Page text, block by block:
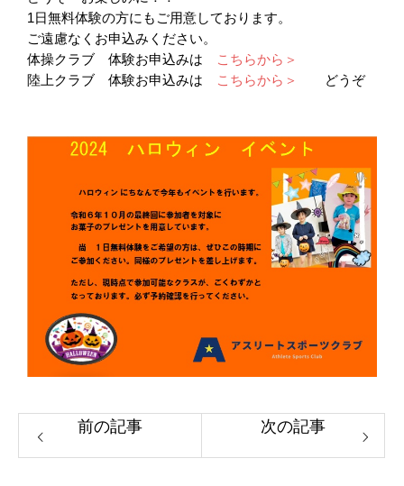
1日無料体験の方にもご用意しております。
ご遠慮なくお申込みください。
体操クラブ 体験お申込みは
こちらから＞
陸上クラブ 体験お申込みは
こちらから＞ どうぞ
前の記事 次の記事